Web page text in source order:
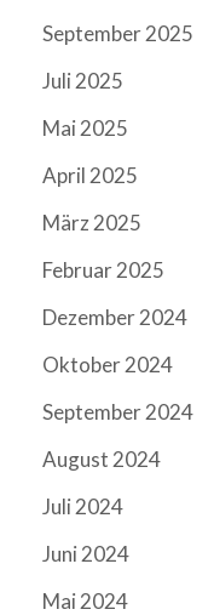
September 2025
Juli 2025
Mai 2025
April 2025
März 2025
Februar 2025
Dezember 2024
Oktober 2024
September 2024
August 2024
Juli 2024
Juni 2024
Mai 2024